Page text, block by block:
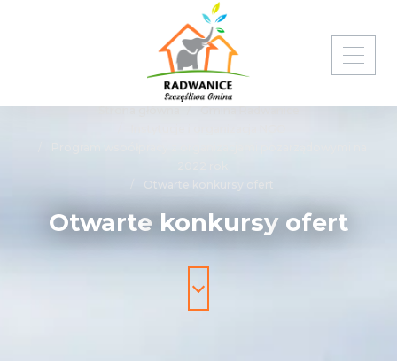
Strona główna
Gmina Radwanice
Otwarte konkursy ofert
Otwarte konkursy ofert